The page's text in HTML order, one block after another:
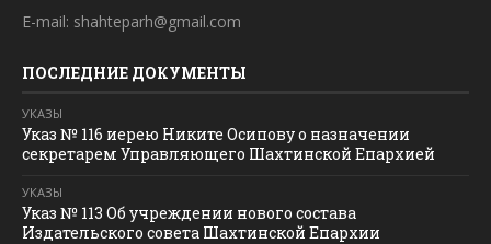
E-mail: shahteparh@gmail.com
ПОСЛЕДНИЕ ДОКУМЕНТЫ
УКАЗЫ
Указ № 116 иерею Никите Осипову о назначении
секретарем Управляющего Шахтинской Епархией
УКАЗЫ
Указ № 113 Об учреждении нового состава
Издательского совета Шахтинской Епархии